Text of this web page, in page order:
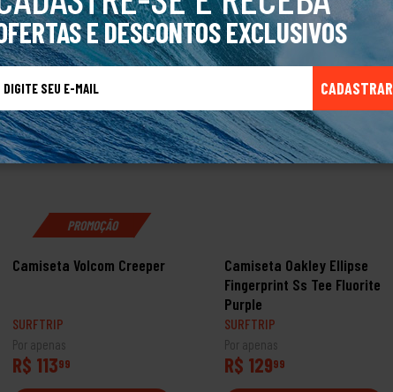
E DESCONTOS EXCLUSIVOS
CADASTRAR
TALVEZ VOCÊ TAMBÉM GOSTE
PROMOÇÃO
Camiseta Volcom Creeper
SURFTRIP
Por apenas
R$ 11399
Camiseta Oakley Ellipse
Fingerprint Ss Tee Fluorite
Purple
SURFTRIP
Por apenas
R$ 12999